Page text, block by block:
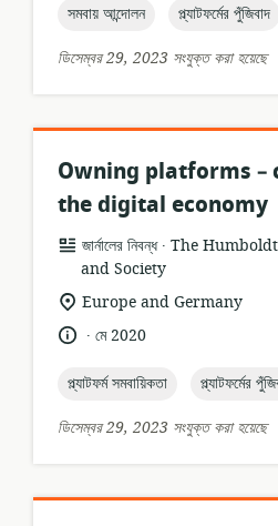
topic:
সমবায় আন্দোলন topic:
প্ল্যাটফর্মের পুঁজিবাদ
ডিসেম্বর 29, 2023 সংযুক্ত করা হয়েছে
Owning platforms –
the digital economy
তথ্যসম্পদের
ফর্ম্যাট:
জার্নালের নিবন্ধ .
প্রকাশক:
The
and Society
প্রাসঙ্গিকতার
অবস্থান:
Europe and Germany
ভাষা: .
প্রকাশনারমে 2020
topic:
প্ল্যাটফর্ম সমবায়িকতা topic:
প্ল্যাটফর্মের
ডিসেম্বর 29, 2023 সংযুক্ত করা হয়েছে